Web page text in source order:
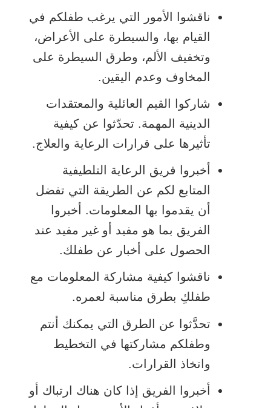
ناقشوا الأمور التي يرغب طفلكم في
القيام بها، والسيطرة على الأعراض،
وتخفيف الألم، وطرق السيطرة على
المخاوف وعدم اليقين.
شاركوا القيم العائلية والمعتقدات
الدينية المهمة. تحدّثوا عن كيفية
تأثيرها على قرارات الرعاية والعلاج.
أخبروا فريق الرعاية التلطيفية
المتابع لكم عن الطريقة التي تفضل
أن يقدموا بها المعلومات. أخبروا
الفريق بما هو مفيد أو غير مفيد عند
الحصول على أخبار عن طفلك.
ناقشوا كيفية مشاركة المعلومات مع
طفلكِ بطرق مناسبة لعمره.
تحدَّثوا عن الطرق التي يمكنك أنتم
وطفلكم مشاركتها في التخطيط
واتخاذ القرارات.
أخبروا الفريق إذا كان هناك ارتباك أو